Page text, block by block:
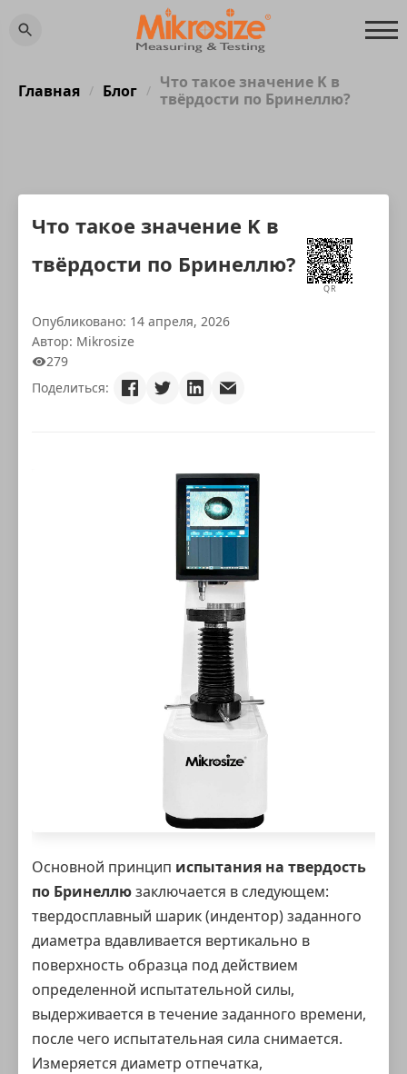
Главная / Блог / Что такое значение K в
твёрдости по Бринеллю?
Что такое значение K в
твёрдости по Бринеллю?
QR
Опубликовано: 14 апреля, 2026
Автор: Mikrosize
279
Поделиться:
Основной принцип испытания на твердость
по Бринеллюзаключается в следующем:
твердосплавный шарик (индентор) заданного
диаметра вдавливается вертикально в
поверхность образца под действием
определенной испытательной силы,
выдерживается в течение заданного времени,
после чего испытательная сила снимается.
Измеряется диаметр отпечатка,